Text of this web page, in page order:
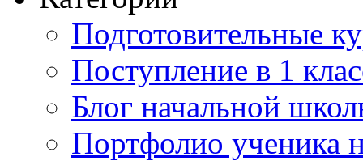
Подготовительные
Поступление в 1
Блог начальной
Портфолио ученика